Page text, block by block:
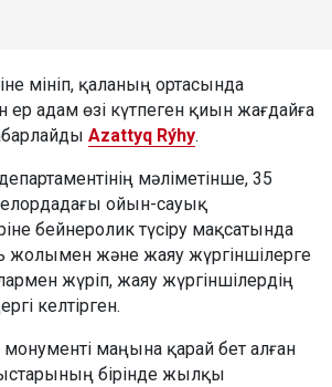
мініп, қаланың ортасында
ер адам өзі күтпеген қиын жағдайға
Azattyq Rýhy.
мәліметінше, 35
ойын-сауық
бейнеролик түсіру мақсатында
жолымен және жаяу жүргіншілерге
жүріп, жаяу жүргіншілердің
келтірген.
монументі маңына қарай бет алған
бірінде жылқы